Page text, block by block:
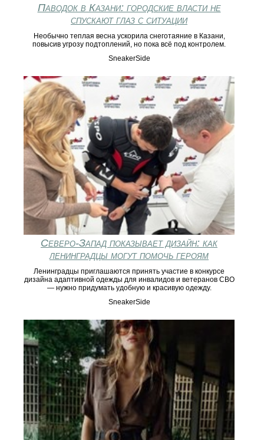
Паводок в Казани: городские власти не
спускают глаз с ситуации
Необычно теплая весна ускорила снеготаяние в Казани,
повысив угрозу подтоплений, но пока всё под контролем.
SneakerSide
Северо-Запад показывает дизайн: как
ленинградцы могут помочь героям
Ленинградцы приглашаются принять участие в конкурсе
дизайна адаптивной одежды для инвалидов и ветеранов СВО
— нужно придумать удобную и красивую одежду.
SneakerSide